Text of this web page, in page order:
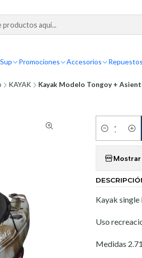
Promociones Accesorios Repuestos
KAYAK Kayak Modelo Tongoy +
Cantidad
Kayak
Uso
Medidas